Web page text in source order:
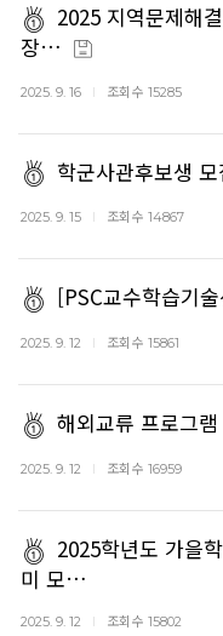
2025 지역문제해
장…
2025. 9. 16 조회수 15285
학군사관후보생
2025. 9. 15 조회수 14867
[PSC교수학습기
2025. 9. 12 조회수 15861
해외교류 프로그
2025. 9. 12 조회수 16959
2025학년도 가을
미 모…
2025. 9. 12 조회수 15802